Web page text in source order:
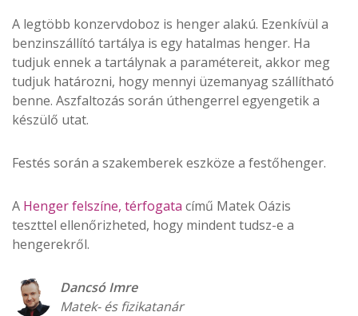
A legtöbb konzervdoboz is henger alakú. Ezenkívül a
benzinszállító tartálya is egy hatalmas henger. Ha
tudjuk ennek a tartálynak a paramétereit, akkor meg
tudjuk határozni, hogy mennyi üzemanyag szállítható
benne. Aszfaltozás során úthengerrel egyengetik a
készülő utat.
Festés során a szakemberek eszköze a festőhenger.
A Henger felszíne, térfogata című Matek Oázis
teszttel ellenőrizheted, hogy mindent tudsz-e a
hengerekről.
Dancsó Imre
Matek- és fizikatanár